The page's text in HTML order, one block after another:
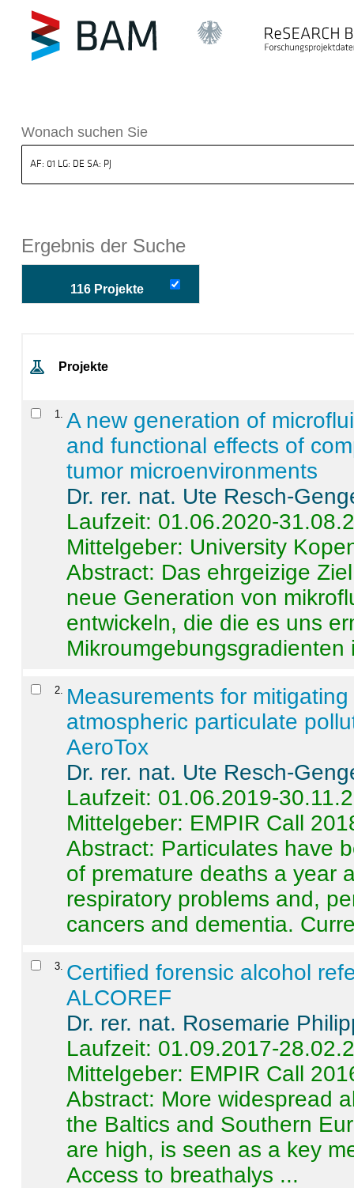
BAM
Wonach suchen Sie
Ergebnis der Suche
116 Projekte
Projekte
1
A new generation of
and functional effects of
tumor microenvironments
Dr. rer. nat. Ute Resch-
Laufzeit: 01.06.2020-
Mittelgeber: University
Abstract: Das ehrgeizige
neue Generation von
entwickeln, die die es uns
Mikroumgebungsgradienten
2
Measurements for
atmospheric particulate
AeroTox
Dr. rer. nat. Ute Resch-
Laufzeit: 01.06.2019-
Mittelgeber: EMPIR Call
Abstract: Particulates have
of premature deaths a year
respiratory problems and,
cancers and dementia.
3 Certified forensic alcohol
ALCOREF
Dr. rer. nat. Rosemarie
Laufzeit: 01.09.2017-
Mittelgeber: EMPIR Call
Abstract: More widespread
the Baltics and Southern
are high, is seen as a key
Access to breathalys ...